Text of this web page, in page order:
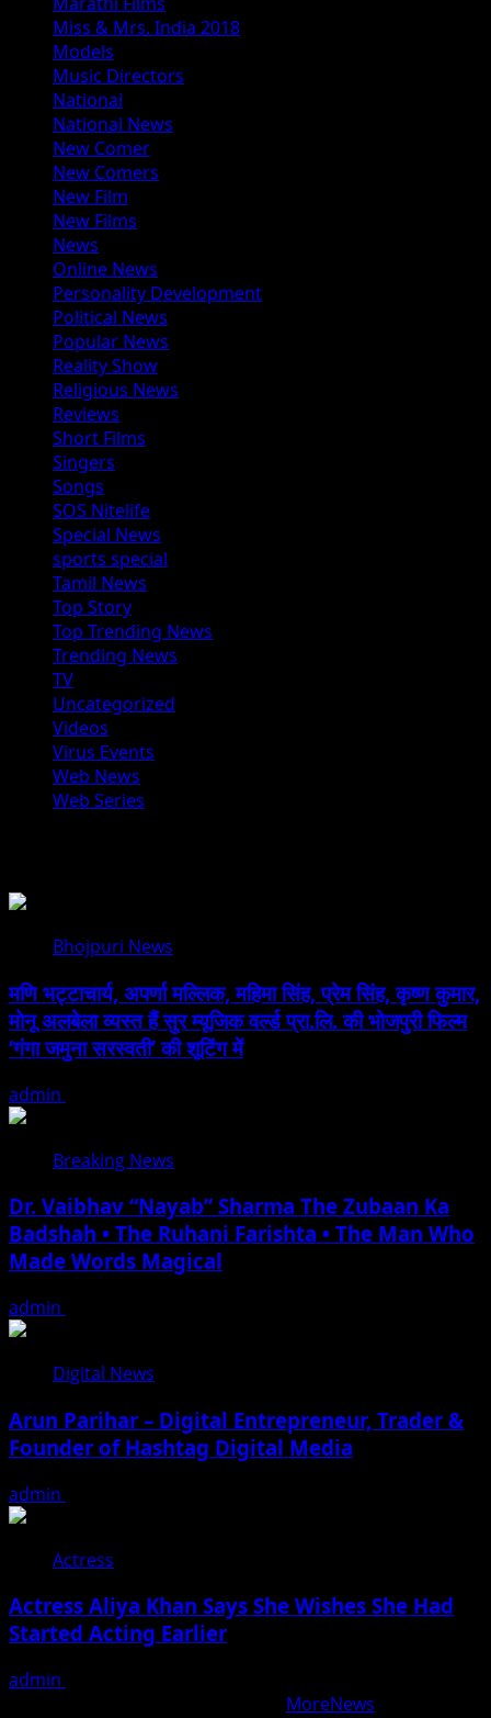
Miss & Mrs. India 2018
Models
Music Directors
National
National News
New Comer
New Comers
New Film
New Films
News
Online News
Personality Development
Political News
Popular News
Reality Show
Religious News
Reviews
Short Films
Singers
Songs
SOS Nitelife
Special News
sports special
Tamil News
Top Story
Top Trending News
Trending News
TV
Uncategorized
Videos
Virus Events
Web News
Web Series
Bhojpuri News
मणि भट्टाचार्य, अपर्णा मल्लिक, महिमा सिंह, प्रेम सिंह, कृष्ण कुमार,
मोनू अलबेला व्यस्त हैं सुर म्यूजिक वर्ल्ड प्रा.लि. की भोजपुरी फिल्म
‘गंगा जमुना सरस्वती’ की शूटिंग में
admin
Breaking News
Dr. Vaibhav “Nayab” Sharma The Zubaan Ka
Badshah • The Ruhani Farishta • The Man Who
Made Words Magical
admin
Digital News
Arun Parihar – Digital Entrepreneur, Trader &
Founder of Hashtag Digital Media
admin
Actress
Actress Aliya Khan Says She Wishes She Had
Started Acting Earlier
admin
MoreNews